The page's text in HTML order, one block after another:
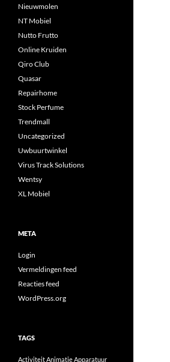
Nieuwmolen
NT Mobiel
Nutto Frutto
Online Kruiden
Qiro Club
Quasar
Repairhome
Stock Perfume
Trendmall
Uncategorized
Uwbuurtwinkel
Virus Track Solutions
Wentsy
XL Mobiel
META
Login
Vermeldingen feed
Reacties feed
WordPress.org
TAGS
ActiviteitAnimatieApparatuur